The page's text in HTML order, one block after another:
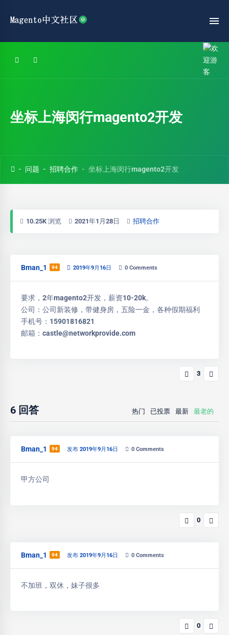
坐标上海闵行magento2开发
问题 招聘合作 坐标上海闵行magento2开发
10.25K 浏览 2021年1月28日 招聘合作
Bman_1 94 2019年9月16日 0 Comments
要求，2年magento2开发，薪资10-20k。
公司：公司新装修，带健身房，五险一金，各种假期福利
手机号：15901816821
邮箱：castle@networkprovide.com
3
6 回答 热门 已投票 最新 最老的
Bman_1 94 发布 2019年9月16日 0 Comments
甲方公司
0
Bman_1 94 发布 2019年9月16日 0 Comments
不加班，双休，妹子很多
0